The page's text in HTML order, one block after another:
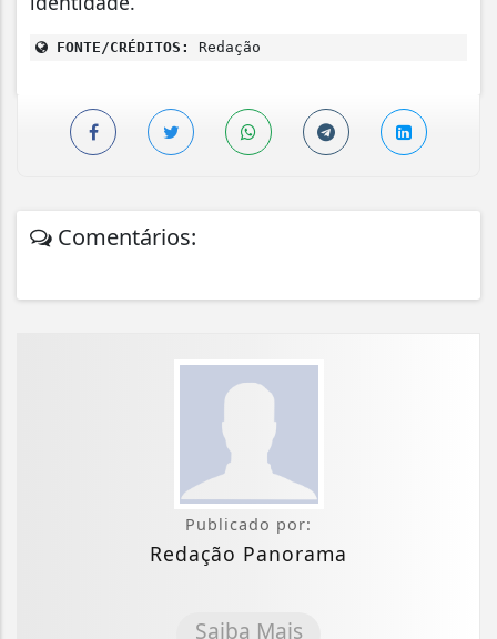
FONTE/CRÉDITOS: Redação
Comentários:
Publicado por:
Redação Panorama
Saiba Mais